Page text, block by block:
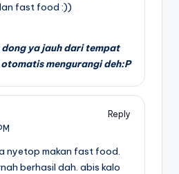
fast food :))
ya jauh dari tempat
mengurangi deh:P
Reply
nyetop makan fast food.
berhasil dah. abis kalo